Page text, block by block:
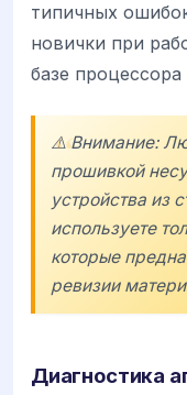
типичных
новички при
базе процессора
⚠️ Внимание:
прошивкой
устройства из
используете
которые
ревизии
Диагностика